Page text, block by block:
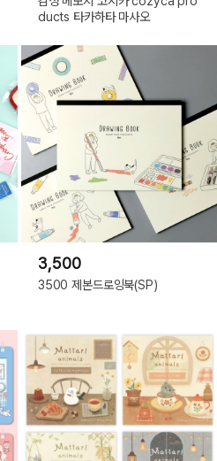
ducts 타카하타 마사오
3,500
3500 제본드로잉북(SP)